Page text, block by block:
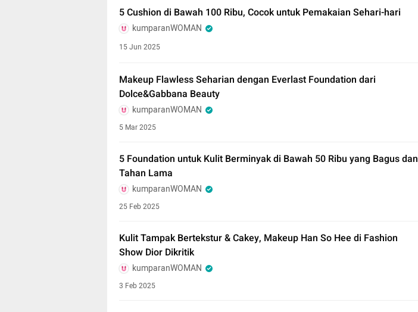
5 Cushion di Bawah 100 Ribu, Cocok untuk Pemakaian Sehari-hari
kumparanWOMAN
15 Jun 2025
Makeup Flawless Seharian dengan Everlast Foundation dari
Dolce&Gabbana Beauty
kumparanWOMAN
5 Mar 2025
5 Foundation untuk Kulit Berminyak di Bawah 50 Ribu yang Bagus dan
Tahan Lama
kumparanWOMAN
25 Feb 2025
Kulit Tampak Bertekstur & Cakey, Makeup Han So Hee di Fashion
Show Dior Dikritik
kumparanWOMAN
3 Feb 2025